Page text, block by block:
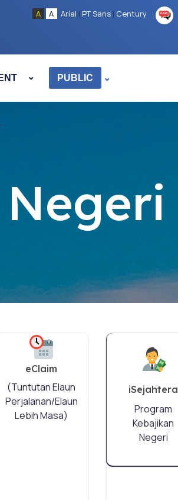
A A Arial | PT Sans | Century
PUBLIC
eClaim
(Tuntutan Elaun
Perjalanan/Elaun
Lebih Masa)
iSejahtera
Program
Kebajikan
Negeri